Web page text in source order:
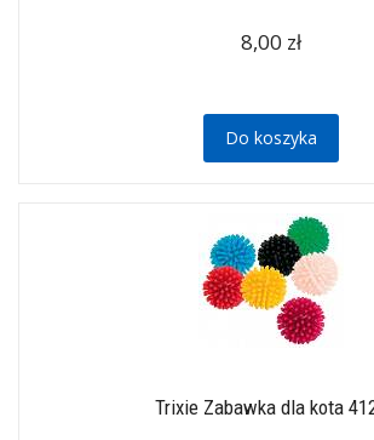
8,00 zł
Do koszyka
Trixie Zabawka dla kota